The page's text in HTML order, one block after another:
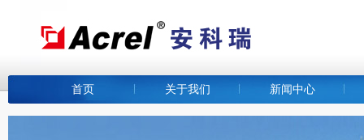
首页 关于我们 新闻中心